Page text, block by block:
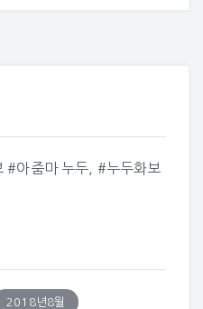
#아줌마 누두, #누두화보
2018년8월